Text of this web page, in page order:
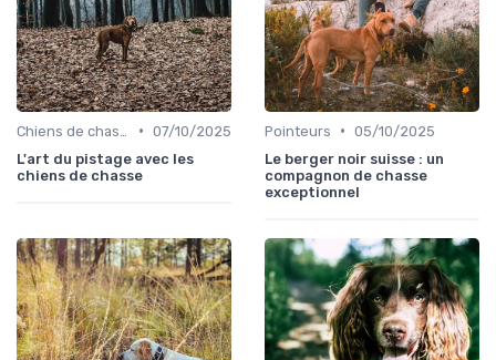
• 07/10/2025
L'art du pistage avec les
chiens de chasse
Pointeurs • 05/10/2025
Le berger noir suisse : un
compagnon de chasse
exceptionnel